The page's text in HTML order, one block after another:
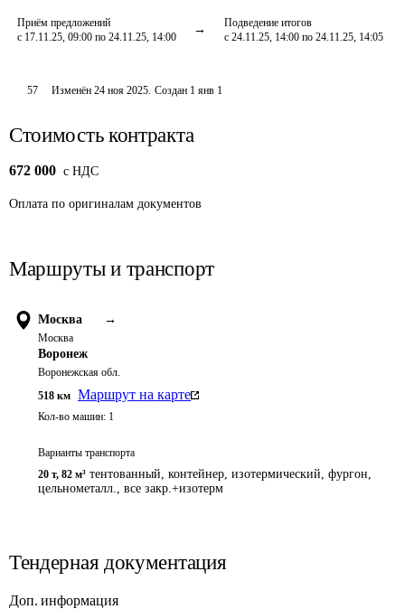
Приём предложений
с 17.11.25, 09:00 по 24.11.25, 14:00
Подведение итогов
с 24.11.25, 14:00 по 24.11.25, 14:05
57 Изменён24 ноя 2025. Создан 1 янв 1
Стоимость контракта
672 000 c НДС
Оплата по оригиналам документов
Маршруты и транспорт
Москва →
Москва
Воронеж
Воронежская обл.
518 км Маршрут на карте
Кол-во машин: 1
Варианты транспорта
20 т, 82 м³ тентованный, контейнер, изотермический, фургон,
цельнометалл., все закр.+изотерм
Тендерная документация
Доп. информация